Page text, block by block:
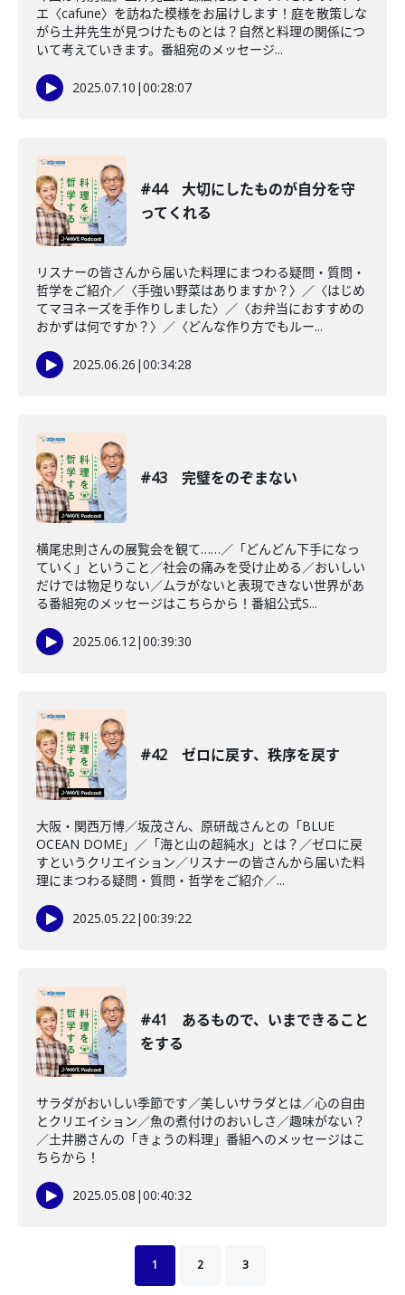
エ〈cafune〉を訪ねた模様をお届けします！庭を散策しな
がら土井先生が見つけたものとは？自然と料理の関係につ
いて考えていきます。番組宛のメッセージ...
2025.07.10 |00:28:07
#44 大切にしたものが自分を守
ってくれる
リスナーの皆さんから届いた料理にまつわる疑問・質問・
哲学をご紹介／〈手強い野菜はありますか？〉／〈はじめ
てマヨネーズを手作りしました〉／〈お弁当におすすめの
おかずは何ですか？〉／〈どんな作り方でもルー...
2025.06.26 |00:34:28
#43 完璧をのぞまない
横尾忠則さんの展覧会を観て……／「どんどん下手になっ
ていく」ということ／社会の痛みを受け止める／おいしい
だけでは物足りない／ムラがないと表現できない世界があ
る番組宛のメッセージはこちらから！番組公式S...
2025.06.12|00:39:30
#42 ゼロに戻す、秩序を戻す
大阪・関西万博／坂茂さん、原研哉さんとの「BLUE
OCEAN DOME」／「海と山の超純水」とは？／ゼロに戻
すというクリエイション／リスナーの皆さんから届いた料
理にまつわる疑問・質問・哲学をご紹介／...
2025.05.22|00:39:22
#41 あるもので、いまできること
をする
サラダがおいしい季節です／美しいサラダとは／心の自由
とクリエイション／魚の煮付けのおいしさ／趣味がない？
／土井勝さんの「きょうの料理」番組へのメッセージはこ
ちらから！
2025.05.08 |00:40:32
1 2 3